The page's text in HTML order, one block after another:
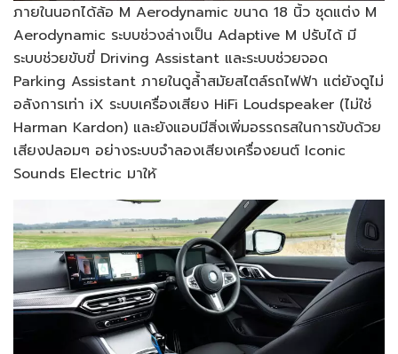
ภายในนอกได้ล้อ M Aerodynamic ขนาด 18 นิ้ว ชุดแต่ง M
Aerodynamic ระบบช่วงล่างเป็น Adaptive M ปรับได้ มี
ระบบช่วยขับขี่ Driving Assistant และระบบช่วยจอด
Parking Assistant ภายในดูล้ำสมัยสไตล์รถไฟฟ้า แต่ยังดูไม่
อลังการเท่า iX ระบบเครื่องเสียง HiFi Loudspeaker (ไม่ใช่
Harman Kardon) และยังแอบมีสิ่งเพิ่มอรรถรสในการขับด้วย
เสียงปลอมๆ อย่างระบบจำลองเสียงเครื่องยนต์ Iconic
Sounds Electric มาให้